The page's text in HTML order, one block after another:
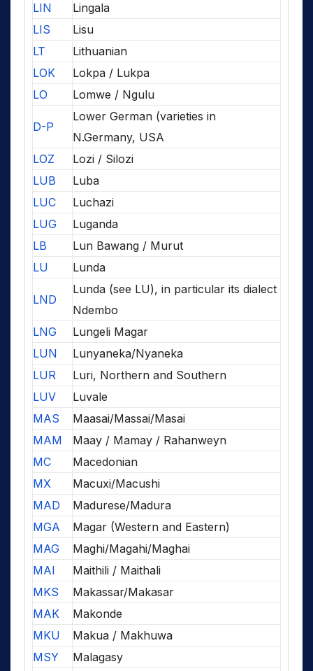
LIN
Lingala
LIS
Lisu
LT
Lithuanian
LOK
Lokpa / Lukpa
LO
Lomwe / Ngulu
D-P
Lower German (varieties in
N.Germany, USA
LOZ
Lozi / Silozi
LUB
Luba
LUC
Luchazi
LUG
Luganda
LB
Lun Bawang / Murut
LU
Lunda
LND
Lunda (see LU), in particular its dialect
Ndembo
LNG
Lungeli Magar
LUN
Lunyaneka/Nyaneka
LUR
Luri, Northern and Southern
LUV
Luvale
MAS
Maasai/Massai/Masai
MAM
Maay / Mamay / Rahanweyn
MC
Macedonian
MX
Macuxi/Macushi
MAD
Madurese/Madura
MGA
Magar (Western and Eastern)
MAG
Maghi/Magahi/Maghai
MAI
Maithili / Maithali
MKS
Makassar/Makasar
MAK
Makonde
MKU
Makua / Makhuwa
MSY
Malagasy